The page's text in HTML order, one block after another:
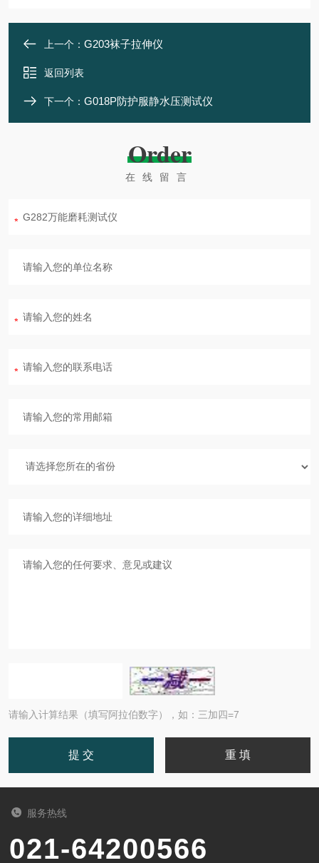
上一个： G203袜子拉伸仪
返回列表
下一个： G018P防护服静水压测试仪
Order
在线留言
请输入计算结果（填写阿拉伯数字），如：三加四=7
服务热线
021-64200566